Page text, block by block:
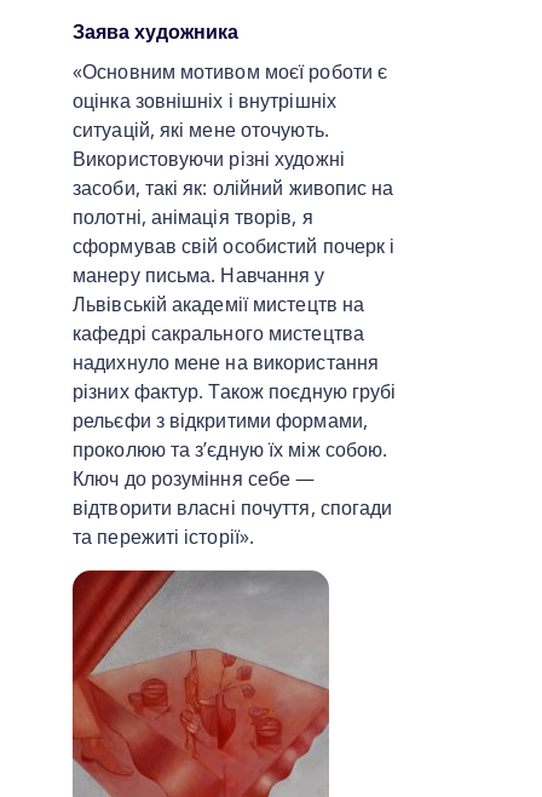
Заява художника
«Основним мотивом моєї роботи є
оцінка зовнішніх і внутрішніх
ситуацій, які мене оточують.
Використовуючи різні художні
засоби, такі як: олійний живопис на
полотні, анімація творів, я
сформував свій особистий почерк і
манеру письма. Навчання у
Львівській академії мистецтв на
кафедрі сакрального мистецтва
надихнуло мене на використання
різних фактур. Також поєдную грубі
рельєфи з відкритими формами,
проколюю та з’єдную їх між собою.
Ключ до розуміння себе —
відтворити власні почуття, спогади
та пережиті історії».